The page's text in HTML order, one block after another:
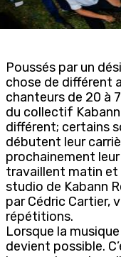
Poussés par un
chose de différent
chanteurs de 20 à
du collectif
différent; certains
débutent leur
prochainement
travaillent matin et
studio de Kabann
par Cédric Cartier,
répétitions.
Lorsque la
devient possible.